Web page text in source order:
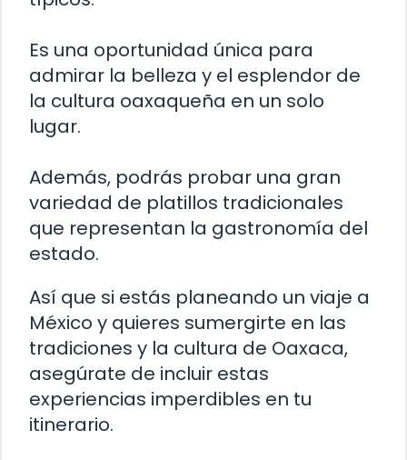
Es una oportunidad única para
admirar la belleza y el esplendor de
la cultura oaxaqueña en un solo
lugar.
Además, podrás probar una gran
variedad de platillos tradicionales
que representan la gastronomía del
estado.
Así que si estás planeando un viaje a
México y quieres sumergirte en las
tradiciones y la cultura de Oaxaca,
asegúrate de incluir estas
experiencias imperdibles en tu
itinerario.